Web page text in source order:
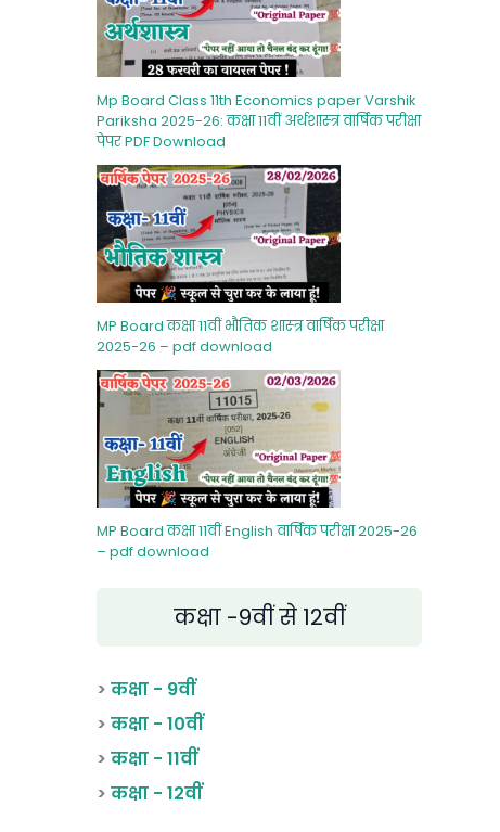
Mp Board Class 11th Economics paper Varshik
Pariksha 2025-26: कक्षा 11वीं अर्थशास्‍त्र वार्षिक परीक्षा
पेपर PDF Download
MP Board कक्षा 11वीं भौतिक शास्‍त्र वार्षिक परीक्षा
2025-26 – pdf download
MP Board कक्षा 11वीं English वार्षिक परीक्षा 2025-26
– pdf download
कक्षा -9वीं से 12वीं
> कक्षा - 9वीं
> कक्षा - 10वीं
> कक्षा - 11वीं
> कक्षा - 12वीं